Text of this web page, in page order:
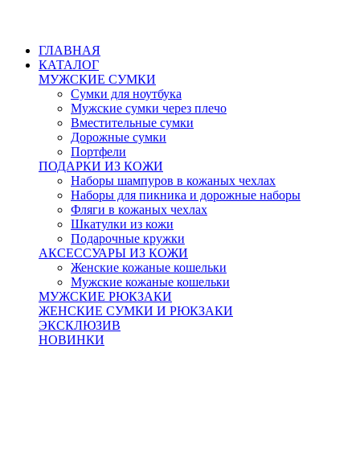
ГЛАВНАЯ
КАТАЛОГ
МУЖСКИЕ СУМКИ
Сумки для ноутбука
Мужские сумки через плечо
Вместительные сумки
Дорожные сумки
Портфели
ПОДАРКИ ИЗ КОЖИ
Наборы шампуров в кожаных чехлах
Наборы для пикника и дорожные наборы
Фляги в кожаных чехлах
Шкатулки из кожи
Подарочные кружки
АКСЕССУАРЫ ИЗ КОЖИ
Женские кожаные кошельки
Мужские кожаные кошельки
МУЖСКИЕ РЮКЗАКИ
ЖЕНСКИЕ СУМКИ И РЮКЗАКИ
ЭКСКЛЮЗИВ
НОВИНКИ